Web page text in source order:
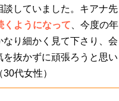
していました。キアナ先
くようになって 、今度の年
り細かく見て下さり、会
抜かずに頑張ろうと思い
代女性）